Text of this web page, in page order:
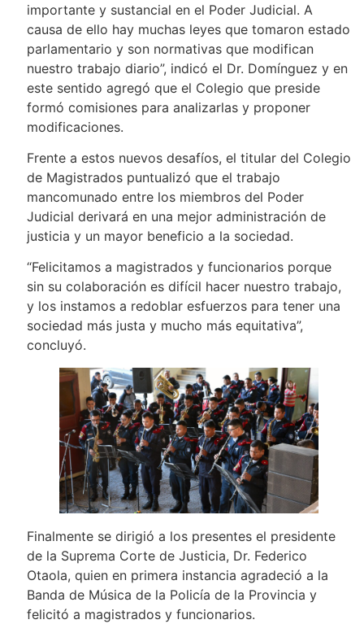
importante y sustancial en el Poder Judicial. A
causa de ello hay muchas leyes que tomaron estado
parlamentario y son normativas que modifican
nuestro trabajo diario”, indicó el Dr. Domínguez y en
este sentido agregó que el Colegio que preside
formó comisiones para analizarlas y proponer
modificaciones.
Frente a estos nuevos desafíos, el titular del Colegio
de Magistrados puntualizó que el trabajo
mancomunado entre los miembros del Poder
Judicial derivará en una mejor administración de
justicia y un mayor beneficio a la sociedad.
“Felicitamos a magistrados y funcionarios porque
sin su colaboración es difícil hacer nuestro trabajo,
y los instamos a redoblar esfuerzos para tener una
sociedad más justa y mucho más equitativa”,
concluyó.
Finalmente se dirigió a los presentes el presidente
de la Suprema Corte de Justicia, Dr. Federico
Otaola, quien en primera instancia agradeció a la
Banda de Música de la Policía de la Provincia y
felicitó a magistrados y funcionarios.